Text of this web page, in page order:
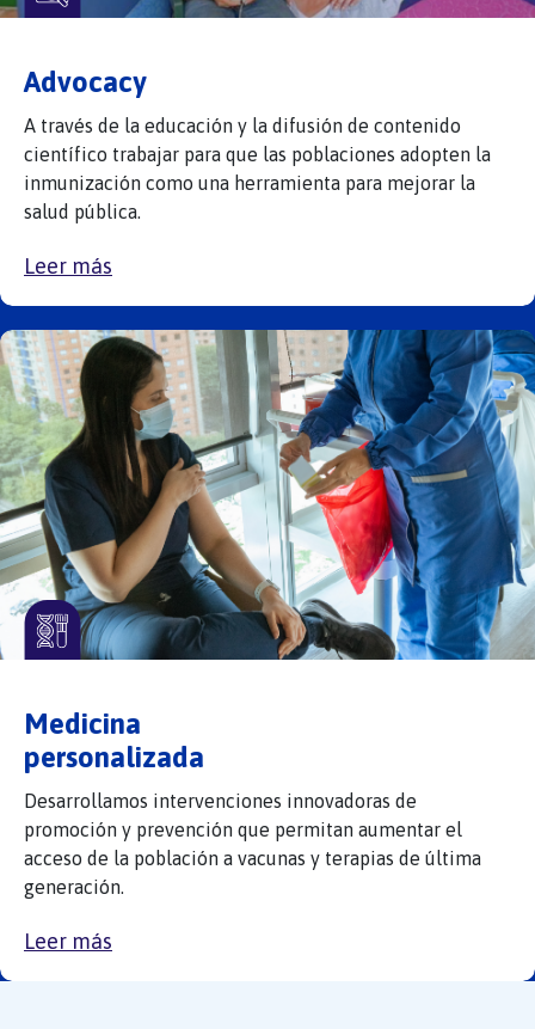
Advocacy
A través de la educación y la difusión de contenido
científico trabajar para que las poblaciones adopten la
inmunización como una herramienta para mejorar la
salud pública.
Leer más
Medicina
personalizada
Desarrollamos intervenciones innovadoras de
promoción y prevención que permitan aumentar el
acceso de la población a vacunas y terapias de última
generación.
Leer más